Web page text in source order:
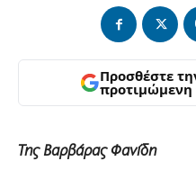
Προσθέστε
Της Βαρβάρας Φανίδη